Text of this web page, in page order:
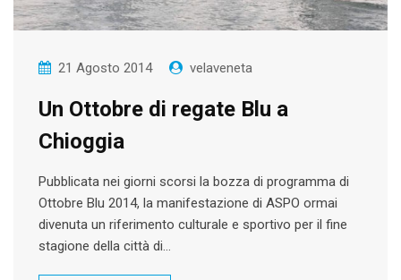
21 Agosto 2014 velaveneta
Un Ottobre di regate Blu a
Chioggia
Pubblicata nei giorni scorsi la bozza di programma di
Ottobre Blu 2014, la manifestazione di ASPO ormai
divenuta un riferimento culturale e sportivo per il fine
stagione della città di…